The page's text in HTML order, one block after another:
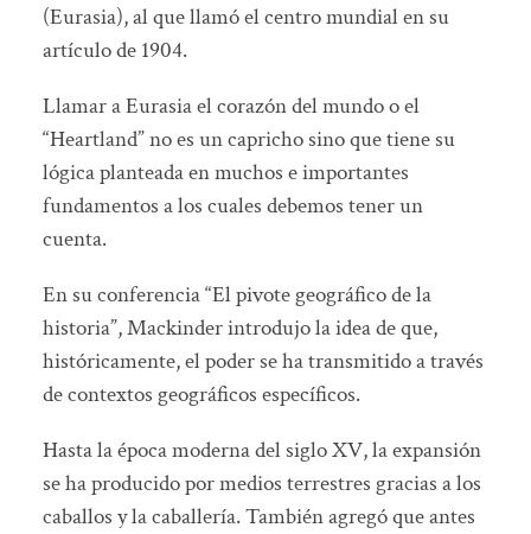
(Eurasia), al que llamó el centro mundial en su
artículo de 1904.
Llamar a Eurasia el corazón del mundo o el
“Heartland” no es un capricho sino que tiene su
lógica planteada en muchos e importantes
fundamentos a los cuales debemos tener un
cuenta.
En su conferencia “El pivote geográfico de la
historia”, Mackinder introdujo la idea de que,
históricamente, el poder se ha transmitido a través
de contextos geográficos específicos.
Hasta la época moderna del siglo XV, la expansión
se ha producido por medios terrestres gracias a los
caballos y la caballería. También agregó que antes